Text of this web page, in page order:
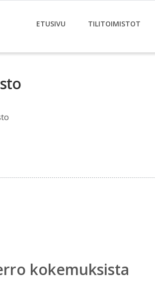
ETUSIVU TILITOIMISTOT
kokemuksista